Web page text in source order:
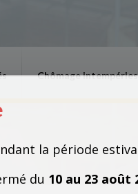
Chômage intempéries
la période
du 10 au 23 août